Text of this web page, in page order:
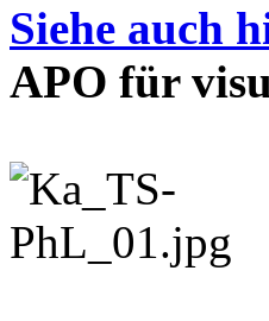
Siehe auch
APO für